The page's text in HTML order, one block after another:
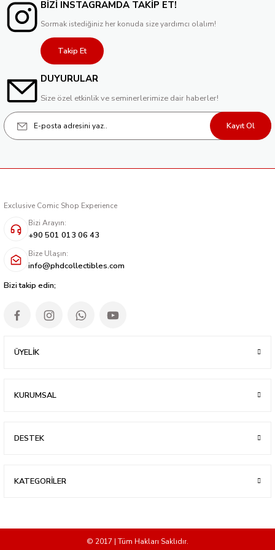
BİZİ INSTAGRAMDA TAKİP ET!
Sormak istediğiniz her konuda size yardımcı olalım!
Takip Et
DUYURULAR
Size özel etkinlik ve seminerlerimize dair haberler!
Kayıt Ol
Exclusive Comic Shop Experience
Bizi Arayın:
+90 501 013 06 43
Bize Ulaşın:
info@phdcollectibles.com
Bizi takip edin;
ÜYELİK
KURUMSAL
DESTEK
KATEGORİLER
© 2017 | Tüm Hakları Saklıdır.